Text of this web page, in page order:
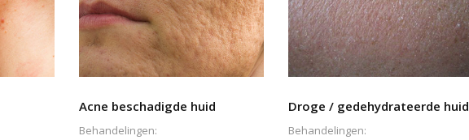
Acne beschadigde huid
Behandelingen:
Droge / gedehydrateerde huid
Behandelingen: